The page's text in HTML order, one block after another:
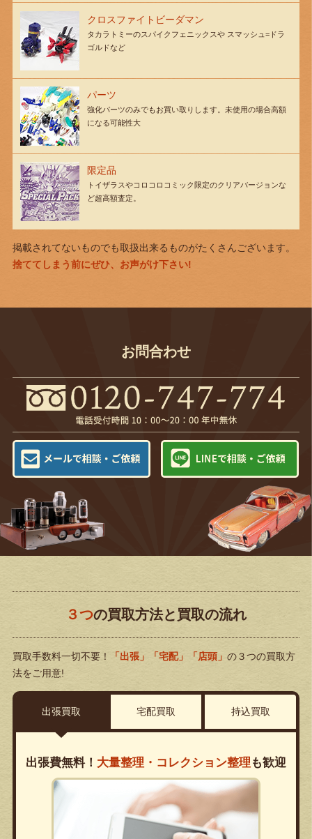
クロスファイトビーダマン
タカラトミーのスパイクフェニックスや スマッシュ=ドラ
ゴルドなど
パーツ
強化パーツのみでもお買い取りします。未使用の場合高額
になる可能性大
限定品
トイザラスやコロコロコミック限定のクリアバージョンな
ど超高額査定。
掲載されてないものでも取扱出来るものがたくさんございます。
捨ててしまう前にぜひ、お声がけ下さい!
お問合わせ
３つの買取方法と買取の流れ
買取手数料一切不要！ 「出張」「宅配」「店頭」 の３つの買取方
法をご用意!
出張買取 宅配買取 持込買取
出張費無料！ 大量整理・コレクション整理 も歓迎